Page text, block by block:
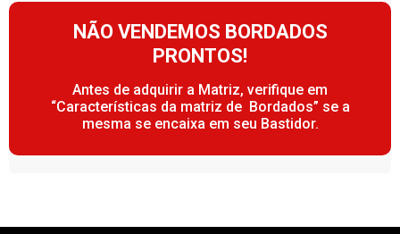
NÃO VENDEMOS BORDADOS
PRONTOS!
Antes de adquirir a Matriz, verifique em
“Características da matriz de Bordados” se a
mesma se encaixa em seu Bastidor.